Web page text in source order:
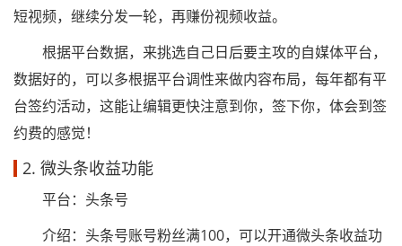
短视频，继续分发一轮，再赚份视频收益。
根据平台数据，来挑选自己日后要主攻的自媒体平台，
数据好的，可以多根据平台调性来做内容布局，每年都有平
台签约活动，这能让编辑更快注意到你，签下你，体会到签
约费的感觉！
2. 微头条收益功能
平台：头条号
介绍：头条号账号粉丝满100，可以开通微头条收益功